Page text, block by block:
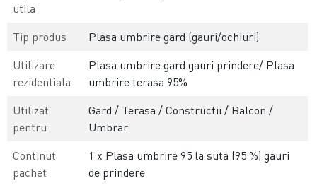
utila
Tip produs
Plasa umbrire gard (gauri/ochiuri)
Utilizare
rezidentiala
Plasa umbrire gard gauri prindere/ Plasa
umbrire terasa 95%
Utilizat
pentru
Gard / Terasa / Constructii / Balcon /
Umbrar
Continut
pachet
1 x Plasa umbrire 95 la suta (95 %) gauri
de prindere